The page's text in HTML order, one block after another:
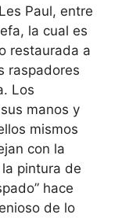
Paul, entre
la cual es
restaurada a
raspadores
Los
manos y
mismos
con la
pintura de
hace
de lo